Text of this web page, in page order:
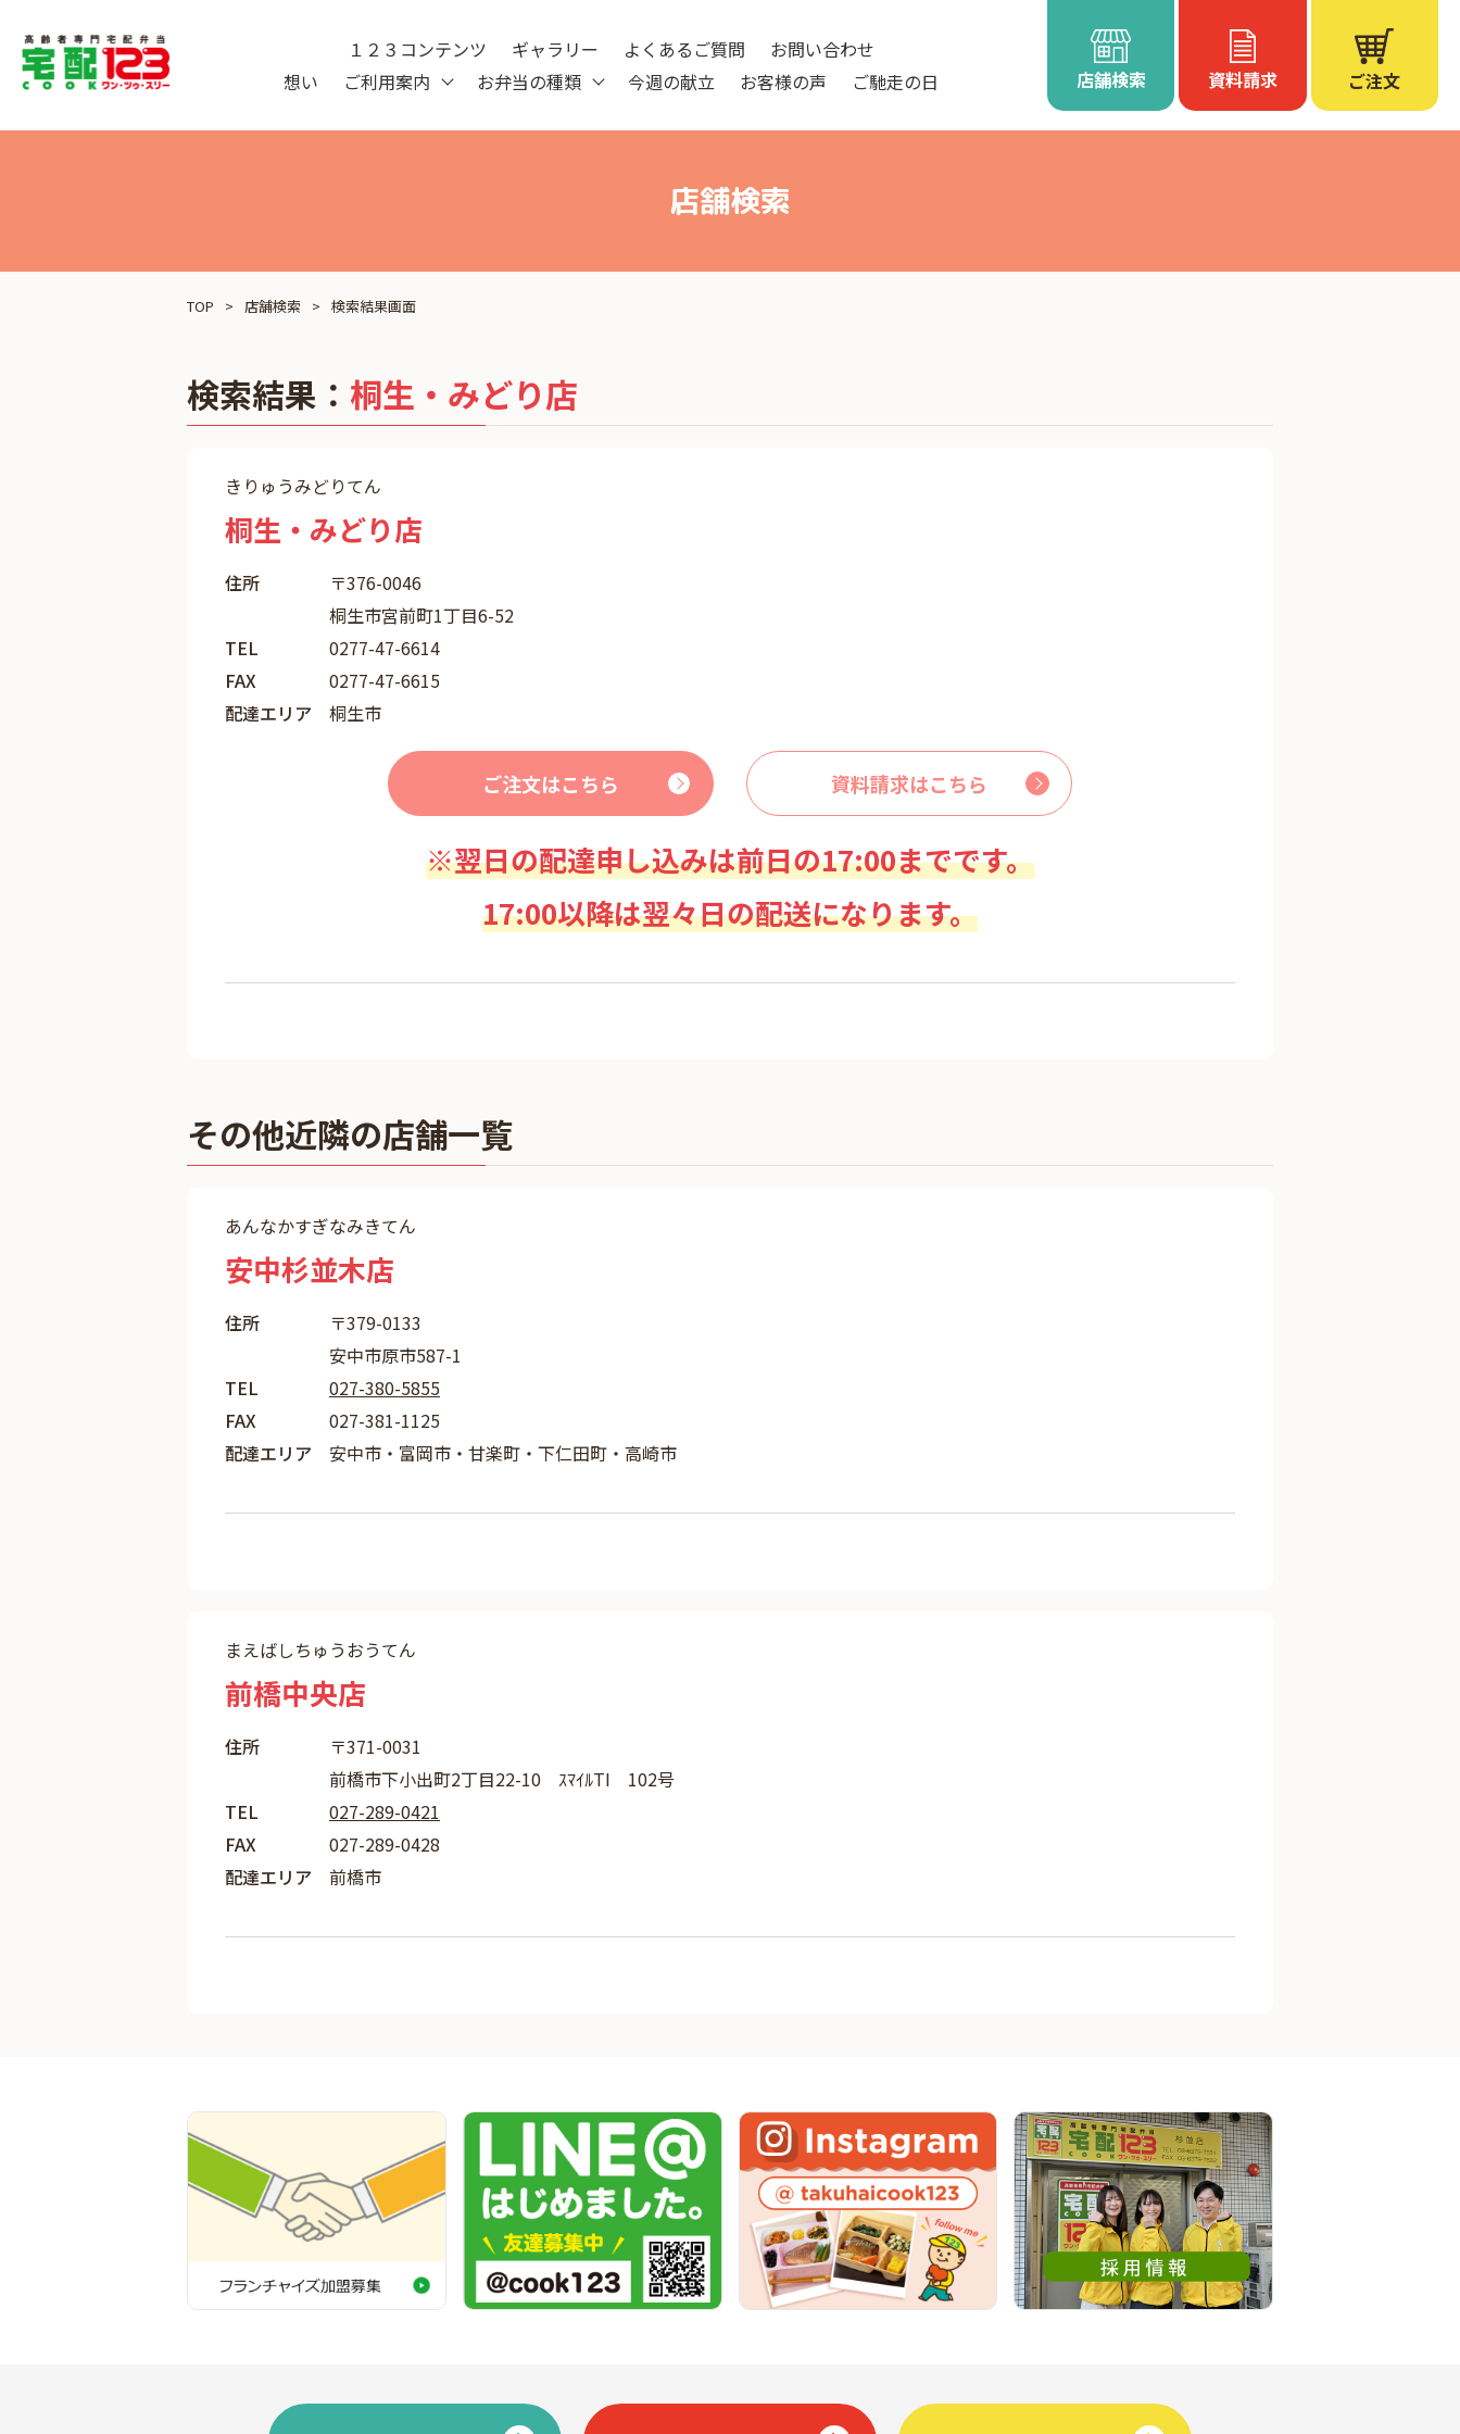
想い ご利用案内 お弁当の種類 今週の献立 お客様の声 ご馳走の日
１２３コンテンツ ギャラリー よくあるご質問
お問い合わせ
店舗検索
資料請求 ご注文
店舗検索
TOP 店舗検索 検索結果画面
検索結果： 桐生・みどり店
きりゅうみどりてん
桐生・みどり店
住所
〒376-0046
桐生市宮前町1丁目6-52
TEL
0277-47-6614
FAX
0277-47-6615
配達エリア
桐生市
ご注文はこちら 資料請求はこちら
※翌日の配達申し込みは前日の17:00までです。
17:00以降は翌々日の配送になります。
その他近隣の店舗一覧
あんなかすぎなみきてん
安中杉並木店
住所
〒379-0133
安中市原市587-1
TEL
027-380-5855
FAX
027-381-1125
配達エリア
安中市・富岡市・甘楽町・下仁田町・高崎市
まえばしちゅうおうてん
前橋中央店
住所
〒371-0031
前橋市下小出町2丁目22-10 ｽﾏｲﾙTI 102号
TEL
027-289-0421
FAX
027-289-0428
配達エリア
前橋市